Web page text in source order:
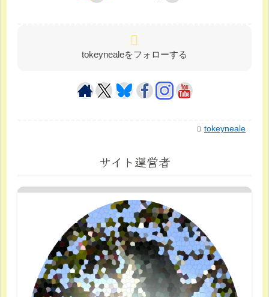
tokeynealeをフォローする
tokeyneale
サイト運営者